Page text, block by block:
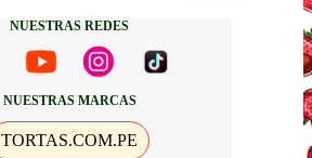
NUESTRAS REDES
NUESTRAS MARCAS
TORTAS.COM.PE